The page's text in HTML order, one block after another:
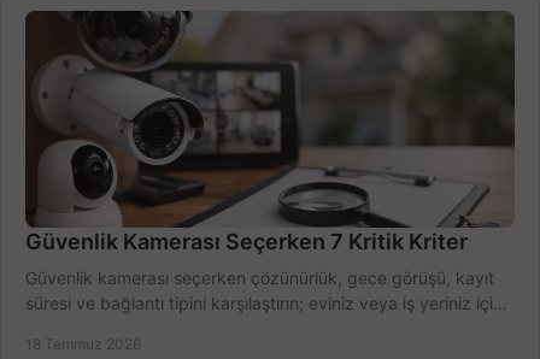
Güvenlik Kamerası Seçerken 7 Kritik Kriter
Güvenlik kamerası seçerken çözünürlük, gece görüşü, kayıt
süresi ve bağlantı tipini karşılaştırın; eviniz veya iş yeriniz için
18 Temmuz 2026